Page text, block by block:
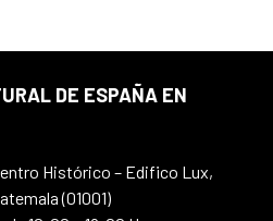
DE ESPAÑA EN
Histórico – Edifico Lux,
(01001)